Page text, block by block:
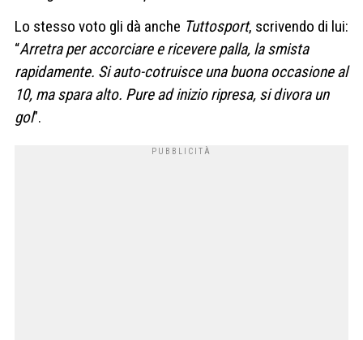
Lo stesso voto gli dà anche Tuttosport, scrivendo di lui:
“Arretra per accorciare e ricevere palla, la smista
rapidamente. Si auto-cotruisce una buona occasione al
10, ma spara alto. Pure ad inizio ripresa, si divora un
gol”.